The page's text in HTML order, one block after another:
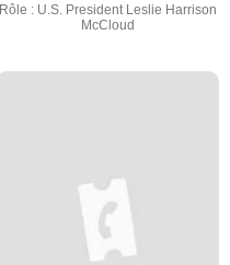
Rôle : U.S. President Leslie Harrison
McCloud